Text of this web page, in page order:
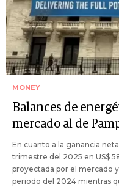
MONEY
Balances de
mercado al de
En cuanto a la ganancia
trimestre del 2025 en US$
proyectada por el mercado
periodo del 2024 mientras